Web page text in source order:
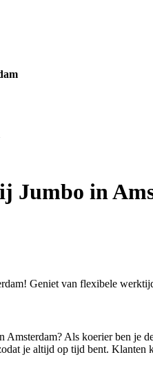
Jumbo in
Geniet van flexibele
Als koerier ben je
je altijd op tijd bent.